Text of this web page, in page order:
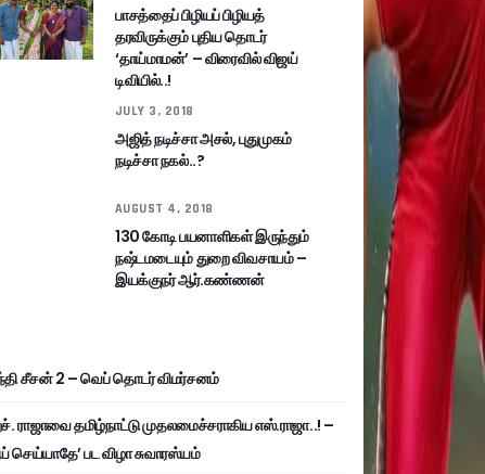
பாசத்தைப் பிழியப் பிழியத்
தரவிருக்கும் புதிய தொடர்
‘தாய்மாமன்’ – விரைவில் விஜய்
டிவியில்..!
JULY 3, 2018
அஜித் நடிச்சா அசல், புதுமுகம்
நடிச்சா நகல்..?
AUGUST 4, 2018
130 கோடி பயனாளிகள் இருந்தும்
நஷ்டமடையும் துறை விவசாயம் –
இயக்குநர் ஆர்.கண்ணன்
சீசன் 2 – வெப் தொடர் விமர்சனம்
ராஜாவை தமிழ்நாட்டு முதலமைச்சராகிய எஸ்.ராஜா..! –
செய்யாதே’ பட விழா சுவாரஸ்யம்